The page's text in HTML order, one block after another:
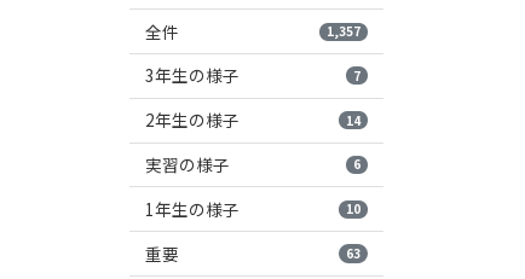
全件 1,357
3年生の様子 7
2年生の様子 14
実習の様子 6
1年生の様子 10
重要 63